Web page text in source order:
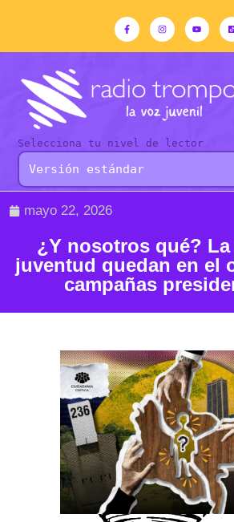
Selecciona tu nivel de lector
mayo 22, 2026
¿Y nosotros qué?
juventud quedan en el
campañas